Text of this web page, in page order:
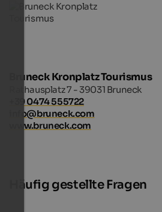
Bruneck Kronplatz Tourismus
Rathausplatz 7 - 39031 Bruneck
+39 0474 555722
info@bruneck.com
www.bruneck.com
Häufig gestellte Fragen